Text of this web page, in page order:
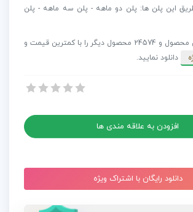
این پلن ها: پلن دو ماهه - پلن سه ماهه - پلن
را با کمترین قیمت و
دانلود نمایید.
اوقات خوش بهار با گل و اردک
افزودن به علاقه مندی ها
دانلود رایگان با اشتراک ویژه